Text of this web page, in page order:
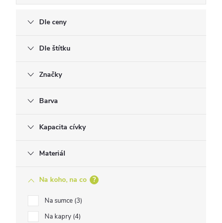
Dle ceny
Dle štítku
Značky
Barva
Kapacita cívky
Materiál
Na koho, na co ?
Na sumce 3
Na kapry 4